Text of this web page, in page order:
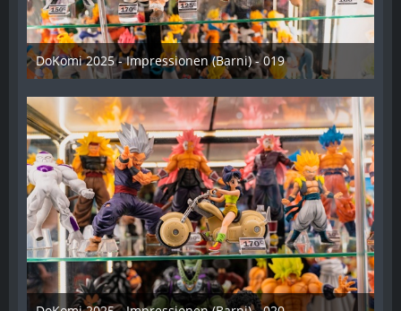
DoKomi 2025 - Impressionen (Barni) - 019
16. Juli 2025